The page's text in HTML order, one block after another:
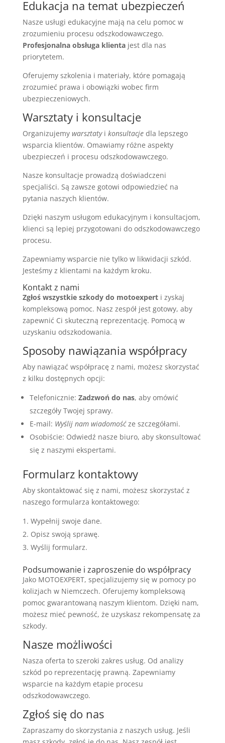
Edukacja na temat ubezpieczeń
Nasze usługi edukacyjne mają na celu pomoc w
zrozumieniu procesu odszkodowawczego.
Profesjonalna obsługa klientajest dla nas
priorytetem.
Oferujemy szkolenia i materiały, które pomagają
zrozumieć prawa i obowiązki wobec firm
ubezpieczeniowych.
Warsztaty i konsultacje
Organizujemy warsztatyi konsultacjedla lepszego
wsparcia klientów. Omawiamy różne aspekty
ubezpieczeń i procesu odszkodowawczego.
Nasze konsultacje prowadzą doświadczeni
specjaliści. Są zawsze gotowi odpowiedzieć na
pytania naszych klientów.
Dzięki naszym usługom edukacyjnym i konsultacjom,
klienci są lepiej przygotowani do odszkodowawczego
procesu.
Zapewniamy wsparcie nie tylko w likwidacji szkód.
Jesteśmy z klientami na każdym kroku.
Kontakt z nami
Zgłoś wszystkie szkody do motoexperti zyskaj
kompleksową pomoc. Nasz zespół jest gotowy, aby
zapewnić Ci skuteczną reprezentację. Pomocą w
uzyskaniu odszkodowania.
Sposoby nawiązania współpracy
Aby nawiązać współpracę z nami, możesz skorzystać
z kilku dostępnych opcji:
Telefonicznie: Zadzwoń do nas, aby omówić
szczegóły Twojej sprawy.
E-mail: Wyślij nam wiadomośćze szczegółami.
Osobiście: Odwiedź nasze biuro, aby skonsultować
się z naszymi ekspertami.
Formularz kontaktowy
Aby skontaktować się z nami, możesz skorzystać z
naszego formularza kontaktowego:
Wypełnij swoje dane.
Opisz swoją sprawę.
Wyślij formularz.
Podsumowanie i zaproszenie do współpracy
Jako MOTOEXPERT, specjalizujemy się w pomocy po
kolizjach w Niemczech. Oferujemy kompleksową
pomoc gwarantowaną naszym klientom. Dzięki nam,
możesz mieć pewność, że uzyskasz rekompensatę za
szkody.
Nasze możliwości
Nasza oferta to szeroki zakres usług. Od analizy
szkód po reprezentację prawną. Zapewniamy
wsparcie na każdym etapie procesu
odszkodowawczego.
Zgłoś się do nas
Zapraszamy do skorzystania z naszych usług. Jeśli